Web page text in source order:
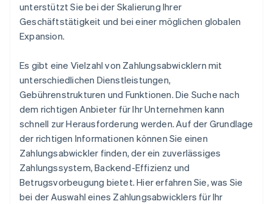
unterstützt Sie bei der Skalierung Ihrer
Geschäftstätigkeit und bei einer möglichen globalen
Expansion.
Es gibt eine Vielzahl von Zahlungsabwicklern mit
unterschiedlichen Dienstleistungen,
Gebührenstrukturen und Funktionen. Die Suche nach
dem richtigen Anbieter für Ihr Unternehmen kann
schnell zur Herausforderung werden. Auf der Grundlage
der richtigen Informationen können Sie einen
Zahlungsabwickler finden, der ein zuverlässiges
Zahlungssystem, Backend-Effizienz und
Betrugsvorbeugung bietet. Hier erfahren Sie, was Sie
bei der Auswahl eines Zahlungsabwicklers für Ihr